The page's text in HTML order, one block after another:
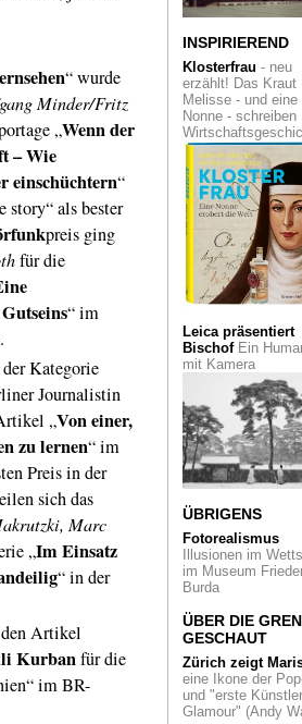
“ wurde
Minder/Fritz
„Wenn der
– Wie
einschüchtern“
story“ als bester
preis ging
für die
“ im
Kategorie
Journalistin
„Von einer,
zu lernen“ im
Preis in der
sich das
Marc
„Im Einsatz
“ in der
Artikel
Kurbanfür die
im BR-
Treffpunkt
Afrotopia: 11.
für afrikanische
Fotografie eröffnet
Kleiner, feinerund
erfolgreich. Die neue
Cologne Fine Art
Architektur-
im Ungers Archiv:
Libris mit Rafael
und Jean-Louis
GelesenZauber
Städte. Wie sie
was sie sind. Ein
Aus der Traum
Gemälde
Rechteck, rotes
Quadrat", eine
Schenkung an die
Kunstsammlung
ist nicht von
Malewitsch
Von da an Cladders
und das
Eine epochale
Retrospektive im
Städtischen
Mönchengladbach
Geschweißt und
geschmiedet
englische Bildhauer
Anthony Caro in der
Skulpturenhalle
Schütte
INSPIRIEREND
Klosterfrau - neu
erzählt! Das Kraut
Melisse - und eine
Nonne - schreiben
Leica präsentiert
BischofEin
mit Kamera
ÜBRIGENS
Fotorealismus
Illusionen im
im Museum
Burda
ÜBER DIE
GESCHAUT
Zürich zeigt
eine Ikone der
und "erste
Glamour" (Andy